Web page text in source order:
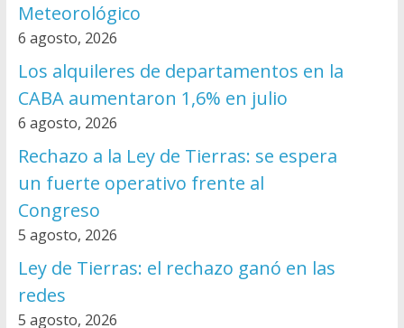
Meteorológico
6 agosto, 2026
Los alquileres de departamentos en la
CABA aumentaron 1,6% en julio
6 agosto, 2026
Rechazo a la Ley de Tierras: se espera
un fuerte operativo frente al
Congreso
5 agosto, 2026
Ley de Tierras: el rechazo ganó en las
redes
5 agosto, 2026